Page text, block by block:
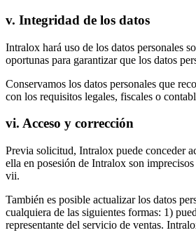
v. Integridad de los datos
Intralox hará uso de los datos personales
oportunas para garantizar que los datos
Conservamos los datos personales que
con los requisitos legales, fiscales o
vi. Acceso y corrección
Previa solicitud, Intralox puede conceder
ella en posesión de Intralox son
vii.
También es posible actualizar los datos
cualquiera de las siguientes formas: 1)
representante del servicio de ventas.